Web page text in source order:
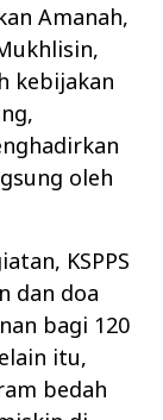
Amanah,
kebijakan
oleh
KSPPS
dan doa
bagi 120
itu,
bedah